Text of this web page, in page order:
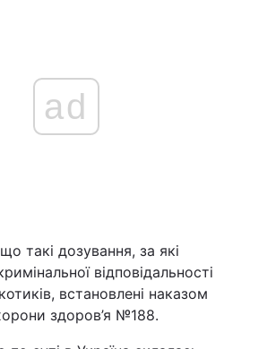
ad
такі дозування, за які
відповідальності
встановлені наказом
здоров’я №188.